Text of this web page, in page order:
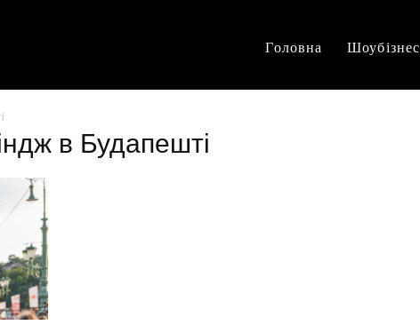
Головна Шоубізнес
в Будапешті